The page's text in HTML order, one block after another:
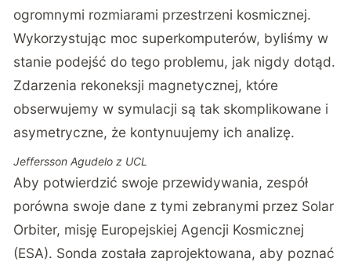
ogromnymi rozmiarami przestrzeni kosmicznej.
Wykorzystując moc superkomputerów, byliśmy w
stanie podejść do tego problemu, jak nigdy dotąd.
Zdarzenia rekoneksji magnetycznej, które
obserwujemy w symulacji są tak skomplikowane i
asymetryczne, że kontynuujemy ich analizę.
Jeffersson Agudelo z UCL
Aby potwierdzić swoje przewidywania, zespół
porówna swoje dane z tymi zebranymi przez Solar
Orbiter, misję Europejskiej Agencji Kosmicznej
(ESA). Sonda została zaprojektowana, aby poznać